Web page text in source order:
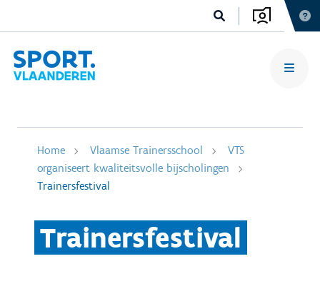
Home Vlaamse Trainersschool
VTS
organiseert kwaliteitsvolle bijscholingen
Trainersfestival
Trainersfestival